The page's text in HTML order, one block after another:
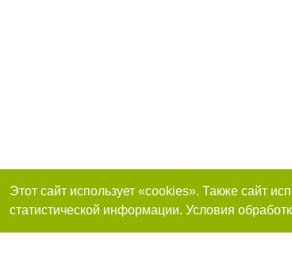
Этот сайт использует «cookies». Также сайт
статистической информации. Условия